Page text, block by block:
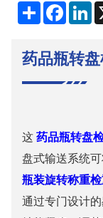
分
享
药品瓶转
这 药品瓶转盘
盘式输送系统
瓶装旋转称重
通过专门设计